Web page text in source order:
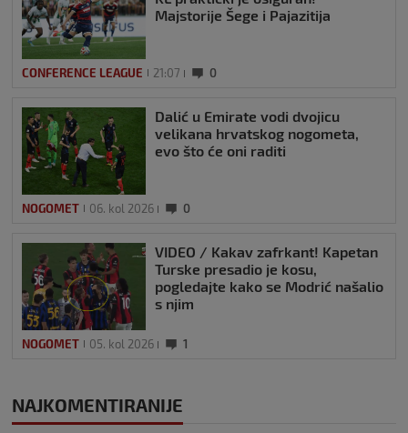
Majstorije Šege i Pajazitija
CONFERENCE LEAGUE 21:07 0
Dalić u Emirate vodi dvojicu
velikana hrvatskog nogometa,
evo što će oni raditi
NOGOMET 06. kol 2026 0
VIDEO / Kakav zafrkant! Kapetan
Turske presadio je kosu,
pogledajte kako se Modrić našalio
s njim
NOGOMET 05. kol 2026 1
NAJKOMENTIRANIJE